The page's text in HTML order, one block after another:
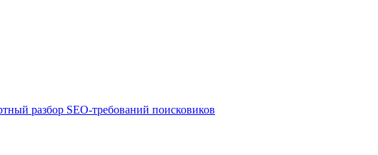
разбор SEO-требований поисковиков